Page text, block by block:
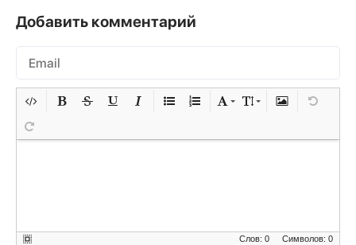
Добавить комментарий
Символов: 0
Слов: 0